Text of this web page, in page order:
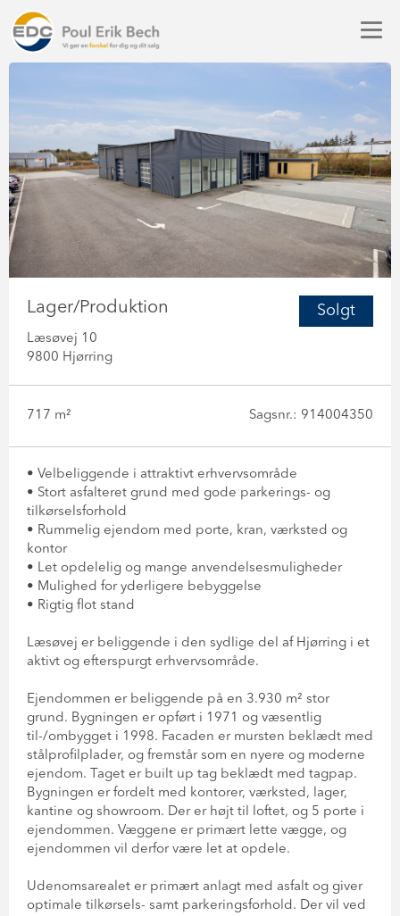
Solgt
Lager/Produktion
Læsøvej 10
9800 Hjørring
717 m² Sagsnr.: 914004350
• Velbeliggende i attraktivt erhvervsområde
• Stort asfalteret grund med gode parkerings- og
tilkørselsforhold
• Rummelig ejendom med porte, kran, værksted og
kontor
• Let opdelelig og mange anvendelsesmuligheder
• Mulighed for yderligere bebyggelse
• Rigtig flot stand
Læsøvej er beliggende i den sydlige del af Hjørring i et
aktivt og efterspurgt erhvervsområde.
Ejendommen er beliggende på en 3.930 m² stor
grund. Bygningen er opført i 1971 og væsentlig
til-/ombygget i 1998. Facaden er mursten beklædt med
stålprofilplader, og fremstår som en nyere og moderne
ejendom. Taget er built up tag beklædt med tagpap.
Bygningen er fordelt med kontorer, værksted, lager,
kantine og showroom. Der er højt til loftet, og 5 porte i
ejendommen. Væggene er primært lette vægge, og
ejendommen vil derfor være let at opdele.
Udenomsarealet er primært anlagt med asfalt og giver
optimale tilkørsels- samt parkeringsforhold. Der vil ved